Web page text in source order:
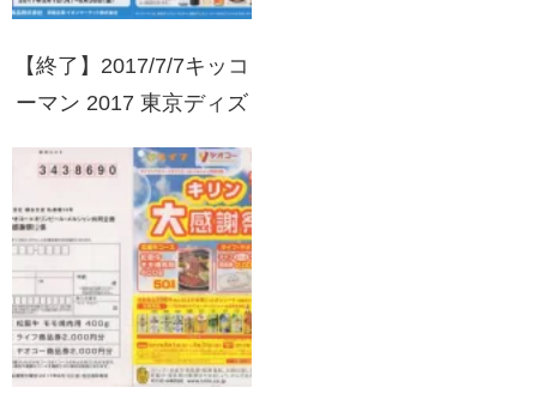
【終了】2017/7/7キッコ
ーマン 2017 東京ディズ
ン(実施店:イオンマーケ
ット)